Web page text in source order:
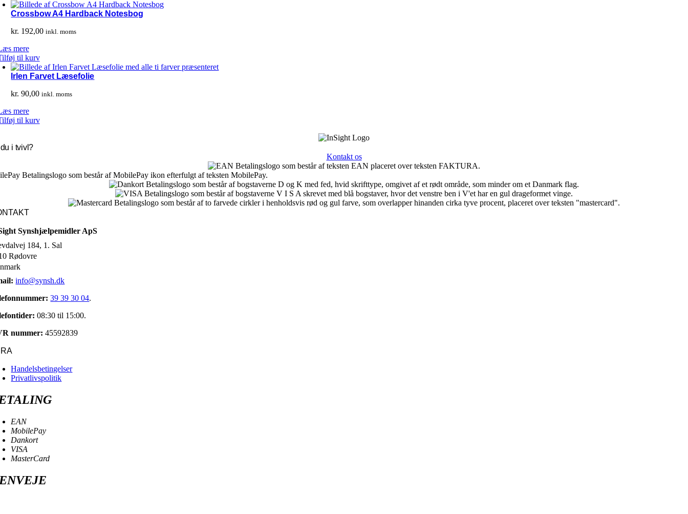
Crossbow A4 Hardback Notesbog
kr. 192,00 inkl. moms
mere
til kurv
Irlen Farvet Læsefolie
kr. 90,00 inkl. moms
mere
til kurv
i tvivl?
Kontakt os
Synshjælpemidler ApS
184, 1. Sal
Rødovre
info@synsh.dk
39 39 30 04.
08:30 til 15:00.
nummer: 45592839
Handelsbetingelser
Privatlivspolitik
EAN
MobilePay
Dankort
VISA
MasterCard